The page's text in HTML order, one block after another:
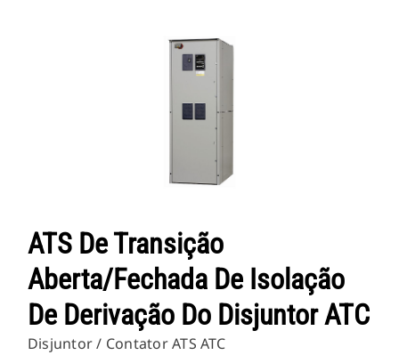
ATS De Transição
Aberta/Fechada De Isolação
De Derivação Do Disjuntor ATC
Disjuntor / Contator ATS ATC